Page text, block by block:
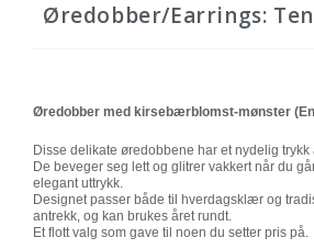
Øredobber/Earrings:
Øredobber med kirsebærblomst-mønster
Disse delikate øredobbene har et nydelig
De beveger seg lett og glitrer vakkert når du
elegant uttrykk.
Designet passer både til hverdagsklær og
antrekk, og kan brukes året rundt.
Et flott valg som gave til noen du setter pris på.